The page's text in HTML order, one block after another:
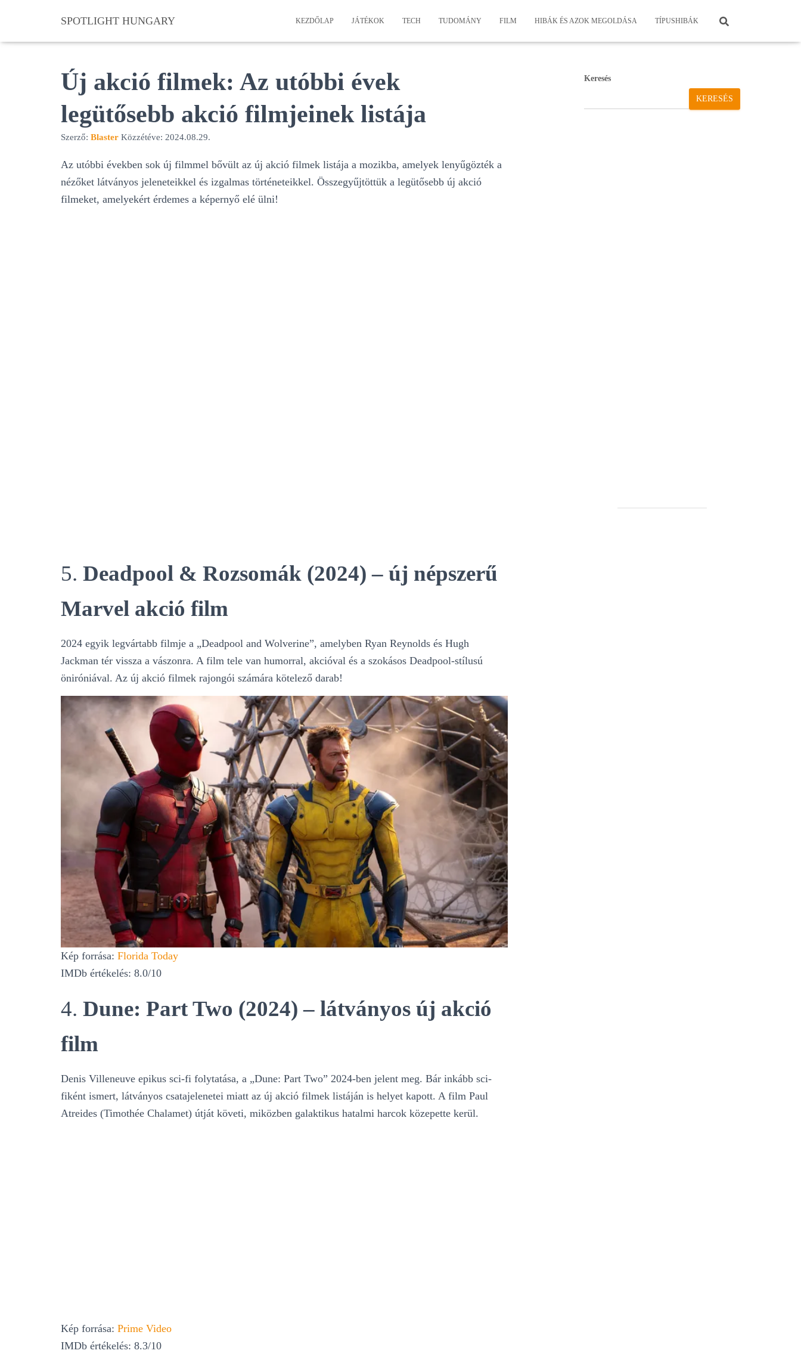
SPOTLIGHT HUNGARY KEZDŐLAP JÁTÉKOK TECH TUDOMÁNY FILM HIBÁK ÉS AZOK MEGOLDÁSA TÍPUSHIBÁK
Új akció filmek: Az utóbbi évek
legütősebb akció filmjeinek listája
Szerző: Blaster Közzétéve: 2024.08.29.
Az utóbbi években sok új filmmel bővült az új akció filmek listája a mozikba, amelyek lenyűgözték a
nézőket látványos jeleneteikkel és izgalmas történeteikkel. Összegyűjtöttük a legütősebb új akció
filmeket, amelyekért érdemes a képernyő elé ülni!
5. Deadpool & Rozsomák (2024) – új népszerű
Marvel akció film
2024 egyik legvártabb filmje a „Deadpool and Wolverine”, amelyben Ryan Reynolds és Hugh
Jackman tér vissza a vászonra. A film tele van humorral, akcióval és a szokásos Deadpool-stílusú
öniróniával. Az új akció filmek rajongói számára kötelező darab!
Kép forrása: Florida Today
IMDb értékelés: 8.0/10
4. Dune: Part Two (2024) – látványos új akció
film
Denis Villeneuve epikus sci-fi folytatása, a „Dune: Part Two” 2024-ben jelent meg. Bár inkább sci-
fiként ismert, látványos csatajelenetei miatt az új akció filmek listáján is helyet kapott. A film Paul
Atreides (Timothée Chalamet) útját követi, miközben galaktikus hatalmi harcok közepette kerül.
Kép forrása: Prime Video
IMDb értékelés: 8.3/10
Keresés
KERESÉS